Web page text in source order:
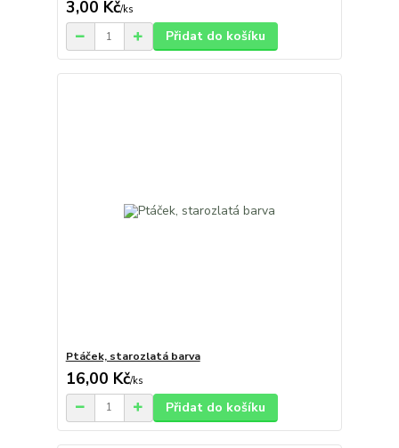
3,00 Kč/ks
Přidat do košíku
Ptáček, starozlatá barva
16,00 Kč/ks
Přidat do košíku